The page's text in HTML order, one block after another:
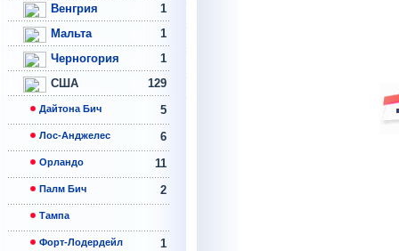
Венгрия
1
Мальта
1
Черногория
1
США
129
Дайтона Бич 5
Лос-Анджелес 6
Орландо 11
Палм Бич 2
Тампа
Форт-Лодердейл 1